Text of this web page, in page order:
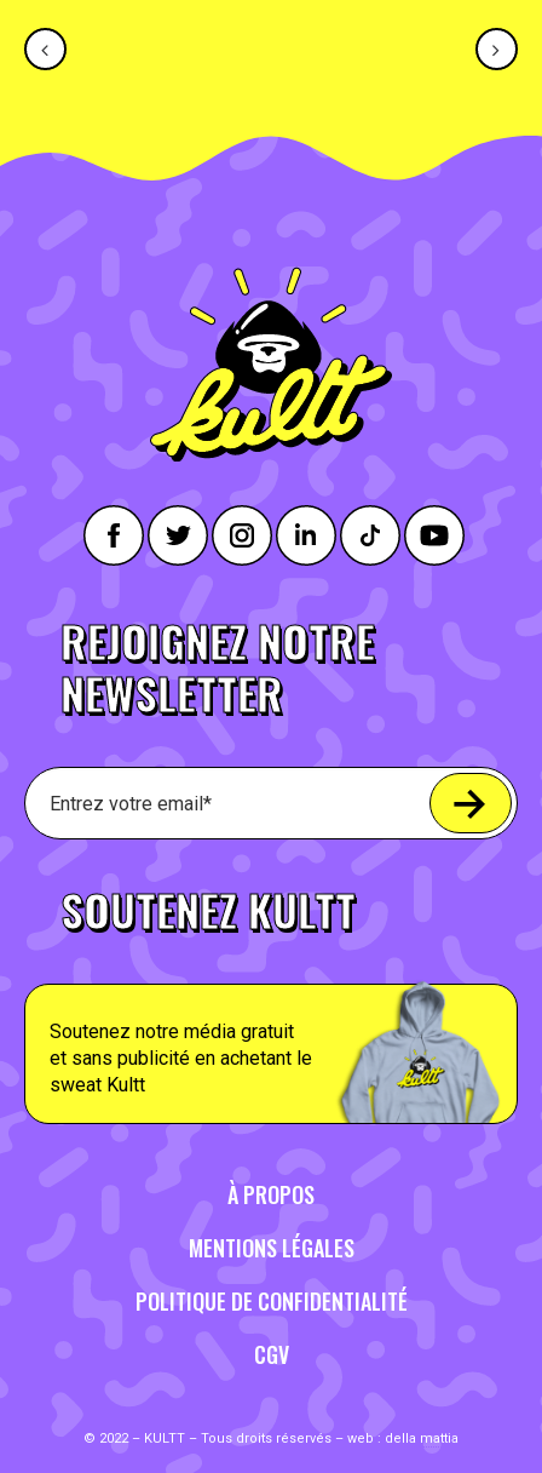
REJOIGNEZ NOTRE
NEWSLETTER
SOUTENEZ KULTT
Soutenez notre média gratuit
et sans publicité en achetant le
sweat Kultt
À PROPOS
MENTIONS LÉGALES
POLITIQUE DE CONFIDENTIALITÉ
CGV
© 2022 – KULTT – Tous droits réservés – web : della mattia